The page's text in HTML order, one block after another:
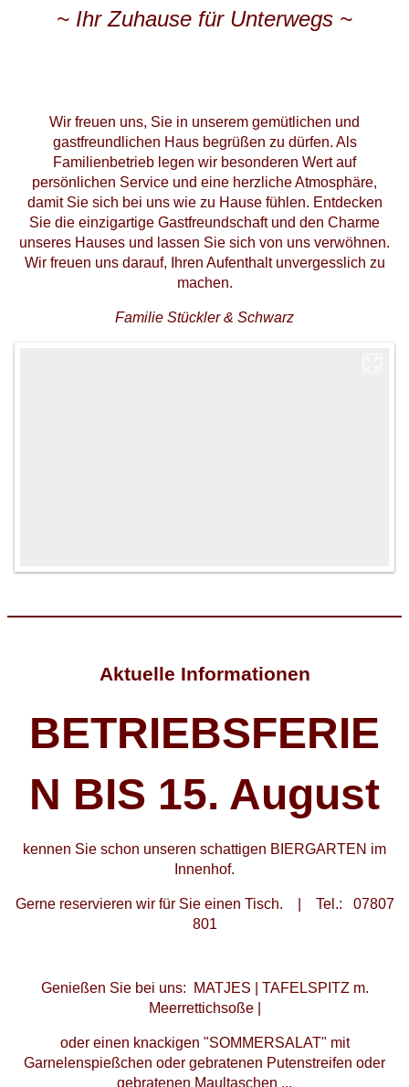
~ Ihr Zuhause für Unterwegs ~
Wir freuen uns, Sie in unserem gemütlichen und
gastfreundlichen Haus begrüßen zu dürfen. Als
Familienbetrieb legen wir besonderen Wert auf
persönlichen Service und eine herzliche Atmosphäre,
damit Sie sich bei uns wie zu Hause fühlen. Entdecken
Sie die einzigartige Gastfreundschaft und den Charme
unseres Hauses und lassen Sie sich von uns verwöhnen.
Wir freuen uns darauf, Ihren Aufenthalt unvergesslich zu
machen.
Familie Stückler & Schwarz
Aktuelle Informationen
BETRIEBSFERIE
N BIS 15. August
kennen Sie schon unseren schattigen BIERGARTEN im
Innenhof.
Gerne reservieren wir für Sie einen Tisch. | Tel.: 07807
801
Genießen Sie bei uns: MATJES | TAFELSPITZ m.
Meerrettichsoße |
oder einen knackigen "SOMMERSALAT" mit
Garnelenspießchen oder gebratenen Putenstreifen oder
gebratenen Maultaschen ...